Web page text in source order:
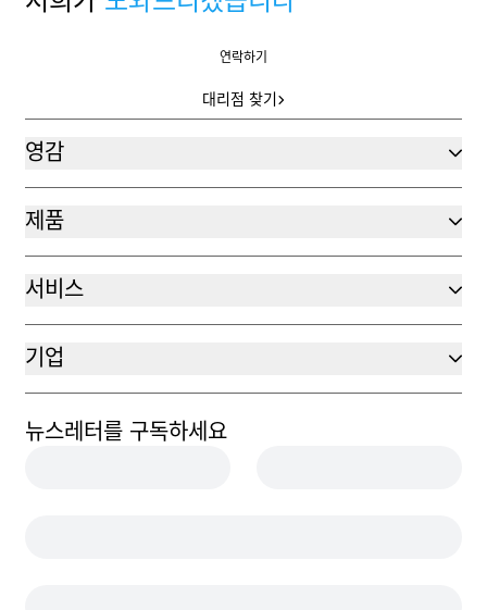
연락하기
대리점 찾기
영감
제품
서비스
기업
뉴스레터를 구독하세요